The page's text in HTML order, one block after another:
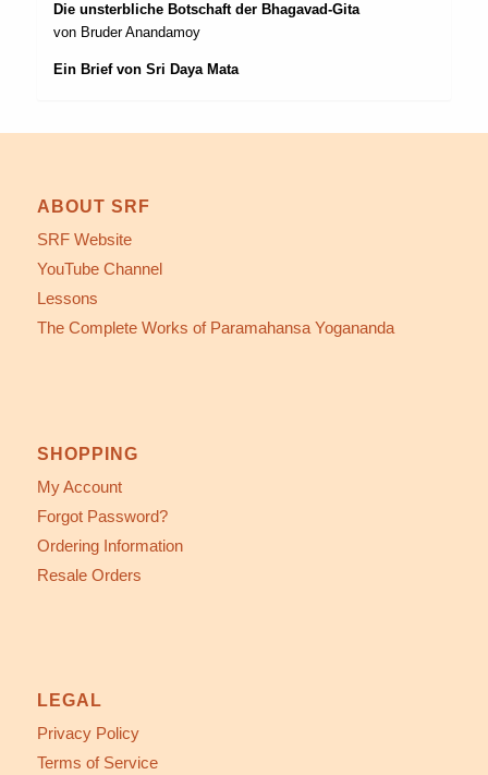
Die unsterbliche Botschaft der Bhagavad-Gita
von Bruder Anandamoy
Ein Brief von Sri Daya Mata
ABOUT SRF
SRF Website
YouTube Channel
Lessons
The Complete Works of Paramahansa Yogananda
SHOPPING
My Account
Forgot Password?
Ordering Information
Resale Orders
LEGAL
Privacy Policy
Terms of Service